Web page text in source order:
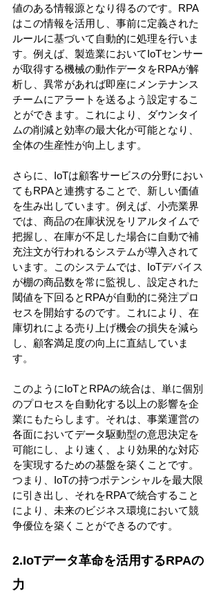
値のある情報源となり得るのです。RPA
はこの情報を活用し、事前に定義された
ルールに基づいて自動的に処理を行いま
す。例えば、製造業においてIoTセンサー
が取得する機械の動作データをRPAが解
析し、異常があれば即座にメンテナンス
チームにアラートを送るよう設定するこ
とができます。これにより、ダウンタイ
ムの削減と効率の最大化が可能となり、
全体の生産性が向上します。
さらに、IoTは顧客サービスの分野におい
てもRPAと連携することで、新しい価値
を生み出しています。例えば、小売業界
では、商品の在庫状況をリアルタイムで
把握し、在庫が不足した場合に自動で補
充注文が行われるシステムが導入されて
います。このシステムでは、IoTデバイス
が棚の商品数を常に監視し、設定された
閾値を下回るとRPAが自動的に発注プロ
セスを開始するのです。これにより、在
庫切れによる売り上げ機会の損失を減ら
し、顧客満足度の向上に直結していま
す。
このようにIoTとRPAの統合は、単に個別
のプロセスを自動化する以上の影響を企
業にもたらします。それは、事業運営の
各面においてデータ駆動型の意思決定を
可能にし、より速く、より効果的な対応
を実現するための基盤を築くことです。
つまり、IoTの持つポテンシャルを最大限
に引き出し、それをRPAで統合すること
により、未来のビジネス環境において競
争優位を築くことができるのです。
2.IoTデータ革命を活用するRPAの
力